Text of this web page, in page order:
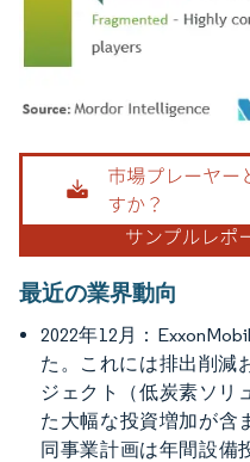
画像 © Mordor Intelligence。再利
最近の業界動向
2022年12月：
た。これには排出削減
ジェクト（低炭素ソリ
た大幅な投資増加が含
同事業計画は年間設備